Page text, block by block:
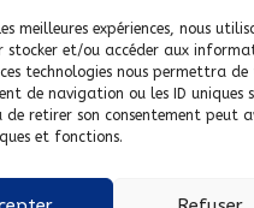
meilleures expériences, nous
stocker et/ou accéder aux
technologies nous permettra
de navigation ou les ID uniques
de retirer son consentement peut
et fonctions.
de confidentialité
de cookies
suivre sur :